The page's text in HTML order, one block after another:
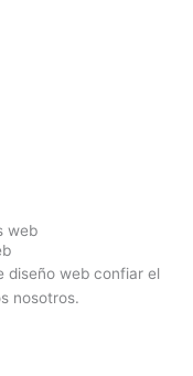
web
diseño web confiar el
nosotros.